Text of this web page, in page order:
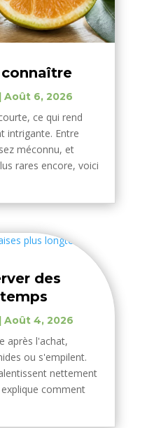
| Août 6, 2026
ce qui rend
intrigante. Entre
méconnu, et
rares encore, voici
des
| Août 4, 2026
après l'achat,
ou s'empilent.
nettement
comment